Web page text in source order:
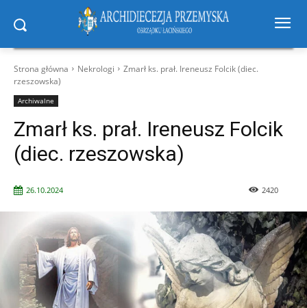
Strona główna Nekrologi
Zmarł ks. prał. Ireneusz Folcik (diec.
rzeszowska)
Archiwalne
Zmarł ks. prał. Ireneusz Folcik
(diec. rzeszowska)
26.10.2024 2420